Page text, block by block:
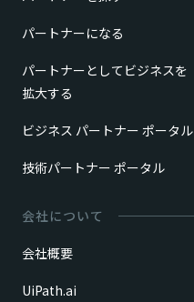
パートナーになる
パートナーとしてビジネスを
拡大する
ビジネス パートナー ポータル
技術パートナー ポータル
会社について
会社概要
UiPath.ai